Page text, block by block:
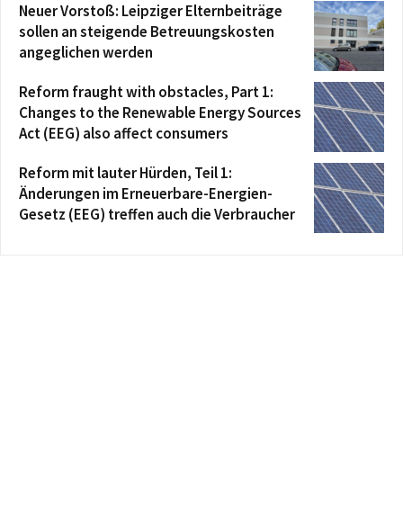
Neuer Vorstoß: Leipziger Elternbeiträge
sollen an steigende Betreuungskosten
angeglichen werden
Reform fraught with obstacles, Part 1:
Changes to the Renewable Energy Sources
Act (EEG) also affect consumers
Reform mit lauter Hürden, Teil 1:
Änderungen im Erneuerbare-Energien-
Gesetz (EEG) treffen auch die Verbraucher